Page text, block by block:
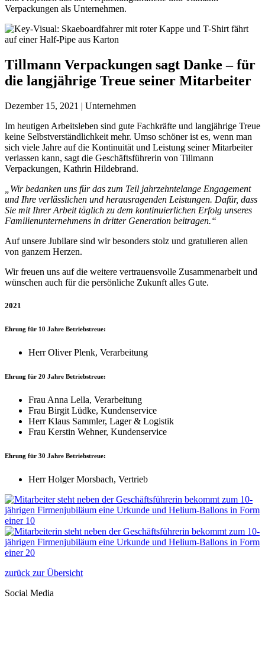
Verpackungen als Unternehmen.
Tillmann Verpackungen sagt Danke – für
die langjährige Treue seiner Mitarbeiter
Dezember 15, 2021 | Unternehmen
Im heutigen Arbeitsleben sind gute Fachkräfte und langjährige Treue
keine Selbstverständlichkeit mehr. Umso schöner ist es, wenn man
sich viele Jahre auf die Kontinuität und Leistung seiner Mitarbeiter
verlassen kann, sagt die Geschäftsführerin von Tillmann
Verpackungen, Kathrin Hildebrand.
„Wir bedanken uns für das zum Teil jahrzehntelange Engagement
und Ihre verlässlichen und herausragenden Leistungen. Dafür, dass
Sie mit Ihrer Arbeit täglich zu dem kontinuierlichen Erfolg unseres
Familienunternehmens in dritter Generation beitragen.“
Auf unsere Jubilare sind wir besonders stolz und gratulieren allen
von ganzem Herzen.
Wir freuen uns auf die weitere vertrauensvolle Zusammenarbeit und
wünschen auch für die persönliche Zukunft alles Gute.
2021
Ehrung für 10 Jahre Betriebstreue:
Herr Oliver Plenk, Verarbeitung
Ehrung für 20 Jahre Betriebstreue:
Frau Anna Lella, Verarbeitung
Frau Birgit Lüdke, Kundenservice
Herr Klaus Sammler, Lager & Logistik
Frau Kerstin Wehner, Kundenservice
Ehrung für 30 Jahre Betriebstreue:
Herr Holger Morsbach, Vertrieb
zurück zur Übersicht
Social Media